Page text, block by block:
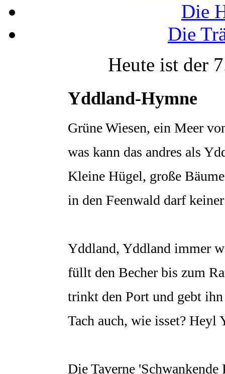
Die
Die
Heute ist der
Yddland-Hymne
Grüne Wiesen, ein Meer
was kann das andres als
Kleine Hügel, große
in den Feenwald darf
Yddland, Yddland immer
füllt den Becher bis zum
trinkt den Port und gebt
Tach auch, wie isset? Heyl
Die Taverne 'Schwankende